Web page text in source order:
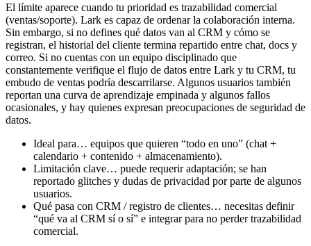
El límite aparece cuando tu prioridad es trazabilidad comercial
(ventas/soporte). Lark es capaz de ordenar la colaboración interna.
Sin embargo, si no defines qué datos van al CRM y cómo se
registran, el historial del cliente termina repartido entre chat, docs y
correo. Si no cuentas con un equipo disciplinado que
constantemente verifique el flujo de datos entre Lark y tu CRM, tu
embudo de ventas podría descarrilarse. Algunos usuarios también
reportan una curva de aprendizaje empinada y algunos fallos
ocasionales, y hay quienes expresan preocupaciones de seguridad de
datos.
Ideal para… equipos que quieren “todo en uno” (chat +
calendario + contenido + almacenamiento).
Limitación clave… puede requerir adaptación; se han
reportado glitches y dudas de privacidad por parte de algunos
usuarios.
Qué pasa con CRM / registro de clientes… necesitas definir
“qué va al CRM sí o sí” e integrar para no perder trazabilidad
comercial.